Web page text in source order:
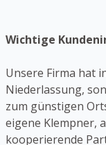
Wichtige
Unsere Firma hat
Niederlassung,
zum günstigen
eigene Klempner,
kooperierende